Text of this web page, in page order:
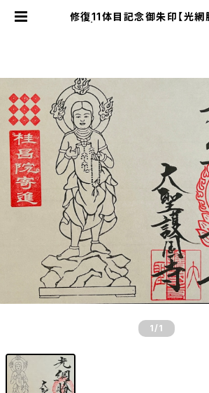
修復11体目記念御朱印【光網
1 /1